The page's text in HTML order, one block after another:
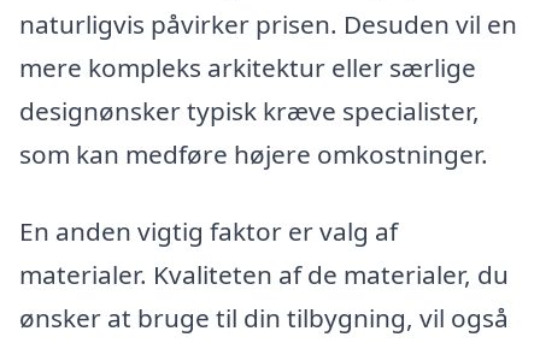
naturligvis påvirker prisen. Desuden vil en
mere kompleks arkitektur eller særlige
designønsker typisk kræve specialister,
som kan medføre højere omkostninger.
En anden vigtig faktor er valg af
materialer. Kvaliteten af de materialer, du
ønsker at bruge til din tilbygning, vil også